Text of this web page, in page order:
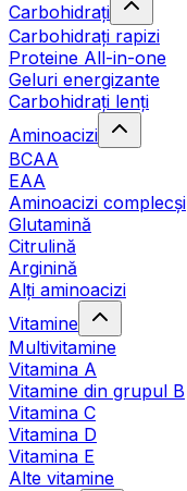
Carbohidrați
Carbohidrați rapizi
Proteine All-in-one
Geluri energizante
Carbohidrați lenți
Aminoacizi
BCAA
EAA
Aminoacizi complecși
Glutamină
Citrulină
Arginină
Alți aminoacizi
Vitamine
Multivitamine
Vitamina A
Vitamine din grupul B
Vitamina C
Vitamina D
Vitamina E
Alte vitamine